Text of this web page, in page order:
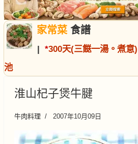
家常菜食譜
| *300天(三餸一湯。煮意)
池
淮山杞子煲牛腱
牛肉料理 2007年10月09日